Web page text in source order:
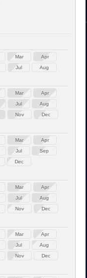
Mar
Apr
Jul Aug
Mar
Apr
Jul
Aug
Nov Dec
Mar
Apr
Jul
Sep
Dec
Mar
Apr
Jul
Aug
Nov Dec
Mar
Apr
Jul
Aug
Nov Dec